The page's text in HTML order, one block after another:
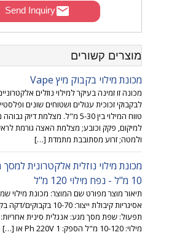
Send Inquiry
מוצרים קשורים
מכונת מילוי בקבוק מיץ Vape
מכונה זו זמינה בעיקר למילוי נוזלים
לבקבוקי זכוכית עגולים ושטוחים שונים
טווח המילוי בין 5-30 מ"ל. מצלמת
למיקום, פקק וכובע; מצלמת האצה גורמת
ולמטה; זרוע מסתובבת מתמדת […]
מכונת מילוי נוזלית אלקטרונית
10 מ"ל - נפח מילוי 120 מ"ל
תיאור מוצר מפורט שם המוצר: מכונת מילוי
מילוי: 10-120 מ"ל הספק: 1 Ph 220V או […]